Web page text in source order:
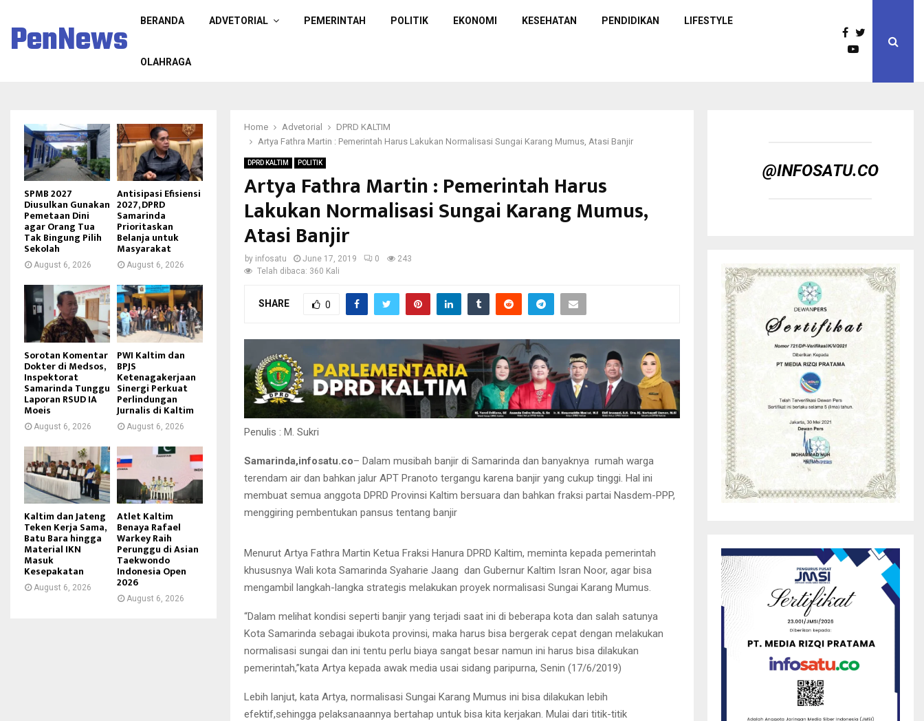
PenNews BERANDA ADVETORIAL PEMERINTAH POLITIK EKONOMI KESEHATAN PENDIDIKAN LIFESTYLE
OLAHRAGA
Home Advetorial
DPRD KALTIM
Artya Fathra Martin : Pemerintah Harus Lakukan Normalisasi Sungai Karang Mumus, Atasi Banjir
DPRD KALTIM POLITIK
Artya Fathra Martin : Pemerintah Harus
Lakukan Normalisasi Sungai Karang Mumus,
Atasi Banjir
by infosatu June 17, 2019 0
243
Telah dibaca: 360 Kali
SHARE 0
Penulis : M. Sukri
Samarinda,infosatu.co– Dalam musibah banjir di Samarinda dan banyaknya rumah warga
terendam air dan bahkan jalur APT Pranoto tergangu karena banjir yang cukup tinggi. Hal ini
membuat semua anggota DPRD Provinsi Kaltim bersuara dan bahkan fraksi partai Nasdem-PPP,
menggiring pembentukan pansus tentang banjir
Menurut Artya Fathra Martin Ketua Fraksi Hanura DPRD Kaltim, meminta kepada pemerintah
khususnya Wali kota Samarinda Syaharie Jaang dan Gubernur Kaltim Isran Noor, agar bisa
mengambil langkah-langka strategis melakukan proyek normalisasi Sungai Karang Mumus.
“Dalam melihat kondisi seperti banjir yang terjadi saat ini di beberapa kota dan salah satunya
Kota Samarinda sebagai ibukota provinsi, maka harus bisa bergerak cepat dengan melakukan
normalisasi sungai dan ini tentu perlu biaya sangat besar namun ini harus bisa dilakukan
pemerintah,”kata Artya kepada awak media usai sidang paripurna, Senin (17/6/2019)
Lebih lanjut, kata Artya, normalisasi Sungai Karang Mumus ini bisa dilakukan lebih
efektif,sehingga pelaksanaannya bertahap untuk bisa kita kerjakan. Mulai dari titik-titik
SPMB 2027
Diusulkan Gunakan
Pemetaan Dini
agar Orang Tua
Tak Bingung Pilih
Sekolah
August 6, 2026
Antisipasi Efisiensi
2027, DPRD
Samarinda
Prioritaskan
Belanja untuk
Masyarakat
August 6, 2026
Sorotan Komentar
Dokter di Medsos,
Inspektorat
Samarinda Tunggu
Laporan RSUD IA
Moeis
August 6, 2026
PWI Kaltim dan
BPJS
Ketenagakerjaan
Sinergi Perkuat
Perlindungan
Jurnalis di Kaltim
August 6, 2026
Kaltim dan Jateng
Teken Kerja Sama,
Batu Bara hingga
Material IKN
Masuk
Kesepakatan
August 6, 2026
Atlet Kaltim
Benaya Rafael
Warkey Raih
Perunggu di Asian
Taekwondo
Indonesia Open
2026
August 6, 2026
@INFOSATU.CO